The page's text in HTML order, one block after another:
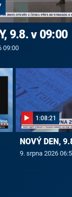
9.8. v 09:00
09:00
1:08:21
NOVÝ DEN,
9. srpna 2026